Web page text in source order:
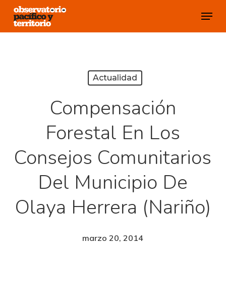
Skip
Menu
Actualidad
Compensación
Forestal En Los
Consejos Comunitarios
Del Municipio De
Olaya Herrera (Nariño)
marzo 20, 2014
Close